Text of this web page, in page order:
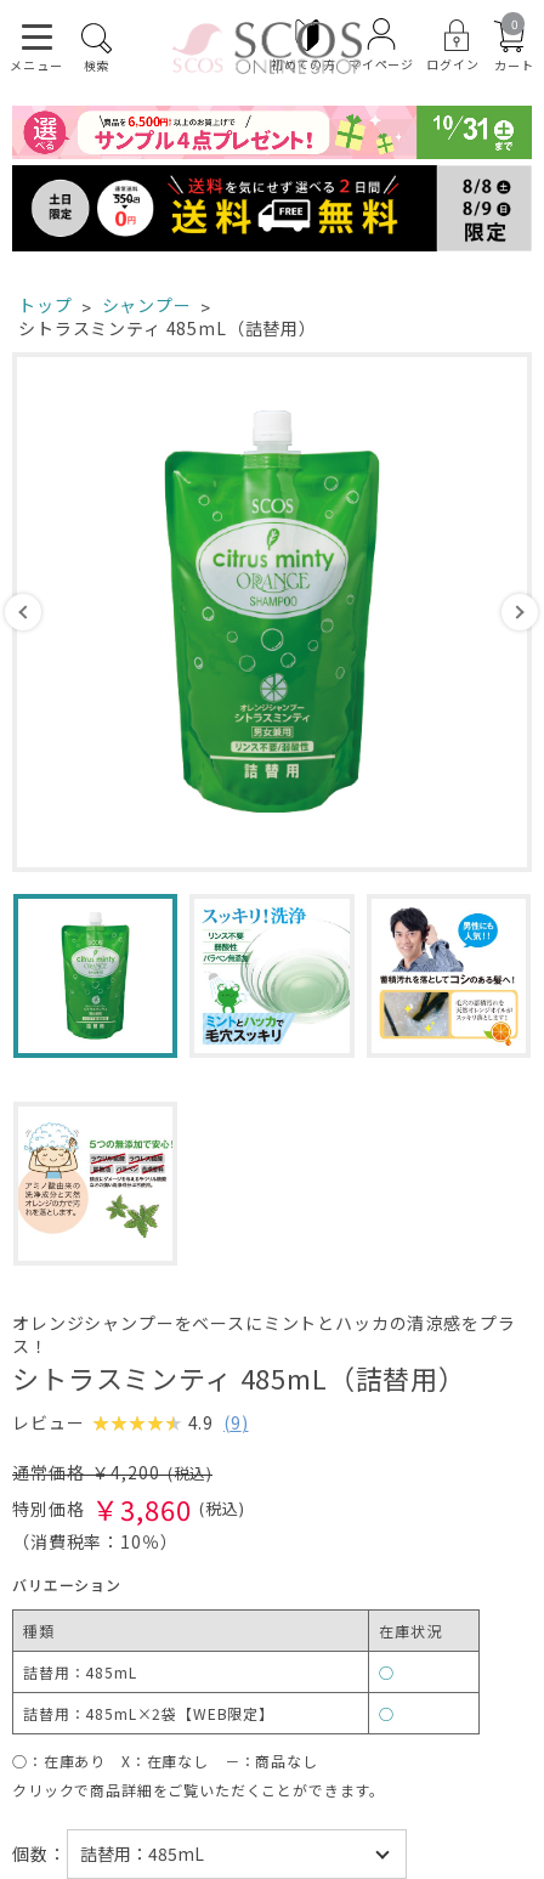
メニュー 検索 初めての方 マイページ ログイン
0
カート
トップ
シャンプー
シトラスミンティ 485mL（詰替用）
オレンジシャンプーをベースにミントとハッカの清涼感をプラ
ス！
シトラスミンティ 485mL（詰替用）
レビュー 4.9 (9)
￥4,200
￥3,860
（消費税率： 10％）
バリエーション
種類
在庫状況
詰替用：485mL
○
詰替用：485mL×2袋【WEB限定】
○
○：在庫あり X：在庫なし －：商品なし
クリックで商品詳細をご覧いただくことができます。
個数 ：